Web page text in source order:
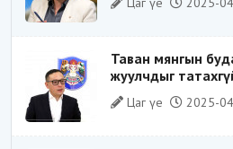
Таван мянгын
жуулчдыг
Цаг үе 2025-